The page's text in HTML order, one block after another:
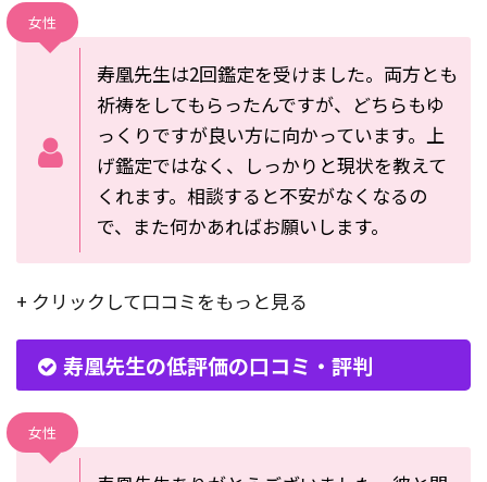
女性
寿凰先生は2回鑑定を受けました。両方とも
祈祷をしてもらったんですが、どちらもゆ
っくりですが良い方に向かっています。上
げ鑑定ではなく、しっかりと現状を教えて
くれます。相談すると不安がなくなるの
で、また何かあればお願いします。
+ クリックして口コミをもっと見る
寿凰先生の低評価の口コミ・評判
女性